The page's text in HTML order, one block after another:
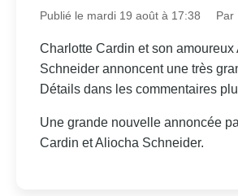
Publié le mardi 19 août à 17:38 Par
Charlotte Cardin et son amoureux
Schneider annoncent une très
Détails dans les commentaires
Une grande nouvelle annoncée
Cardin et Aliocha Schneider.